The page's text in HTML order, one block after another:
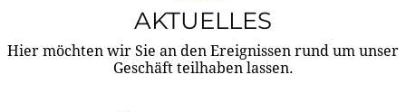
AKTUELLES
Hier möchten wir Sie an den Ereignissen rund um unser
Geschäft teilhaben lassen.